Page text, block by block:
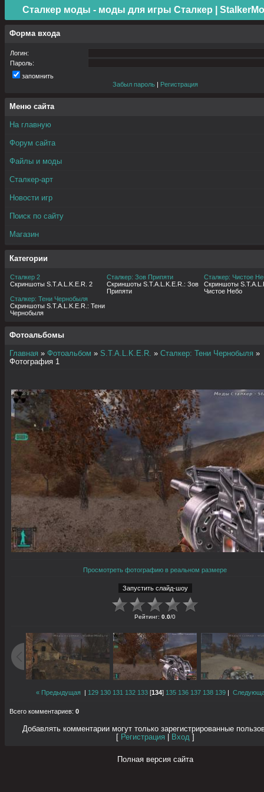
Сталкер моды - моды для игры Сталкер |
Форма входа
Логин:
Пароль:
запомнить
Забыл пароль | Регистрация
Меню сайта
На главную
Форум сайта
Файлы и моды
Сталкер-арт
Новости игр
Поиск по сайту
Магазин
Категории
Сталкер 2
Скриншоты S.T.A.L.K.E.R. 2
Сталкер: Зов Припяти
Скриншоты S.T.A.L.K.E.R.: Зов
Припяти
Сталкер: Чистое
Скриншоты
Чистое Небо
Сталкер: Тени Чернобыля
Скриншоты S.T.A.L.K.E.R.: Тени
Чернобыля
Фотоальбомы
Главная » Фотоальбом » S.T.A.L.K.E.R. » Сталкер: Тени Чернобыля »
Фотография 1
Просмотреть фотографию в реальном размере
Рейтинг: 0.0/0
« Предыдущая | 129 130 131 132 133 [134] 135 136 137 138 139 |
Всего комментариев: 0
Добавлять комментарии могут только зарегистрированные
Регистрация Вход
Полная версия сайта